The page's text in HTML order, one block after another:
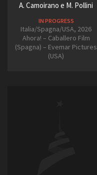
A. Camoirano e M. Pollini
IN PROGRESS
Italia/Spagna/USA, 2026
Ahora! – Caballero Film
(Spagna) – Evemar Pictures
(USA)